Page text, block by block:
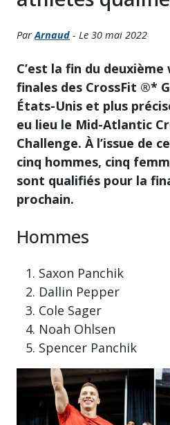
ParArnaud - Le 30 mai 2022
C’est la fin du
finales des CrossFit ®*
États-Unis et plus
eu lieu le Mid-Atlantic
Challenge. À l’issue de
cinq hommes, cinq
sont qualifiés pour la
prochain.
Hommes
Saxon Panchik
Dallin Pepper
Cole Sager
Noah Ohlsen
Spencer Panchik